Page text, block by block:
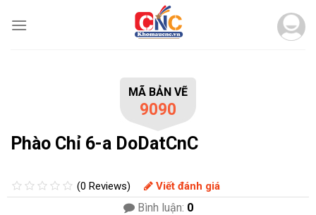
MÃ BẢN VẼ
9090
Phào Chỉ 6-a DoDatCnC
(0 Reviews) Viết đánh giá
Bình luận: 0